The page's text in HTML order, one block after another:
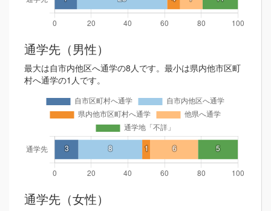
通学先（男性）
最大は自市内他区へ通学の8人です。最小は県内他市区町
村へ通学の1人です。
通学先（女性）